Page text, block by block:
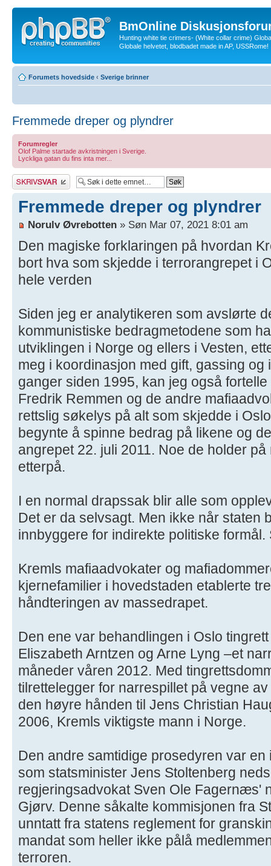
BmOnline
Hunting white tie crimers- (White collar crime)
Globale helvetet, blodbadet made in AP, USSRome!
Forumets hovedside ‹ Sverige brinner
Fremmede dreper og plyndrer
Forumregler
Olof Palme startade avkristningen i Sverige.
Lyckliga gatan du fins inta mer...
Skriv et svar
Fremmede dreper og plyndrer
Norulv Øvrebotten » Søn Mar 07, 2021 8:01 am
Den magiske forklaringen på hvordan
bort hva som skjedde i terrorangrepet i
hele verden
Siden jeg er analytikeren som avslørte
kommunistiske bedragmetodene som
utviklingen i Norge og ellers i Vesten,
meg i koordinasjon med gift, gassing
ganger siden 1995, kan jeg også
Fredrik Remmen og de andre
rettslig søkelys på alt som skjedde i
begynte å spinne bedrag på likene og
angrepet 22. juli 2011. Noe de holder
etterpå.
I en normal drapssak blir alle som
Det er da selvsagt. Men ikke når staten
innbyggere for indirekte politiske formål.
Kremls mafiaadvokater og
kjernefamilier i hovedstaden etablerte
håndteringen av massedrapet.
Den ene var behandlingen i Oslo
Eliszabeth Arntzen og Arne Lyng –et
måneder våren 2012. Med
tilrettelegger for narrespillet på vegne
den høyre hånden til Jens Christian
2006, Kremls viktigste mann i Norge.
Den andre samtidige prosedyren var
som statsminister Jens Stoltenberg
regjeringsadvokat Sven Ole Fagernæs'
Gjørv. Denne såkalte kommisjonen fra
unntatt fra statens reglement for
mandat som heller ikke pålå
terroren.